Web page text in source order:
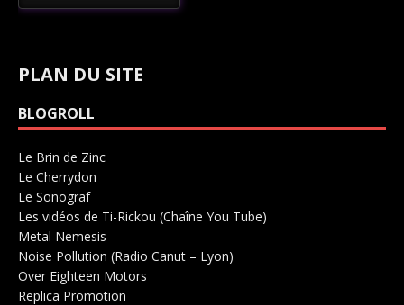
PLAN DU SITE
BLOGROLL
Le Brin de Zinc
Le Cherrydon
Le SonografSalle de concerts 0
Les vidéos de Ti-Rickou (Chaîne You Tube)
Metal Nemesis
Noise Pollution (Radio Canut – Lyon)
Over Eighteen Motors
Replica Promotion